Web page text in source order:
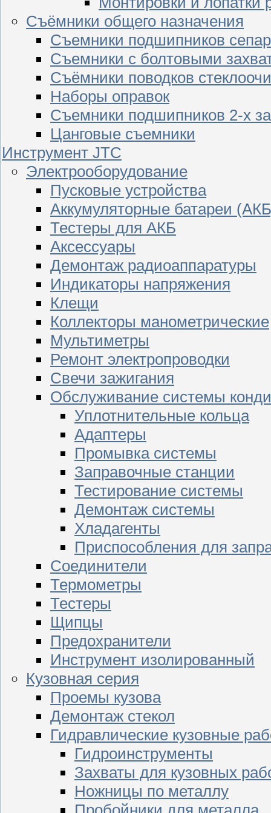
Съёмники общего назначения
Съемники подшипников
Съемники с болтовыми
Съёмники поводков
Наборы оправок
Съемники подшипников 2-х
Цанговые съемники
Инструмент JTC
Электрооборудование
Пусковые устройства
Аккумуляторные батареи
Тестеры для АКБ
Аксессуары
Демонтаж радиоаппаратуры
Индикаторы напряжения
Клещи
Коллекторы манометрические
Мультиметры
Ремонт электропроводки
Свечи зажигания
Обслуживание системы
Уплотнительные кольца
Адаптеры
Промывка системы
Заправочные станции
Тестирование системы
Демонтаж системы
Хладагенты
Приспособления для
Соединители
Термометры
Тестеры
Щипцы
Предохранители
Инструмент изолированный
Кузовная серия
Проемы кузова
Демонтаж стекол
Гидравлические кузовные
Гидроинструменты
Захваты для кузовных
Ножницы по металлу